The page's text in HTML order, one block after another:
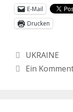
E-Mail
Drucken
UKRAINE
Ein